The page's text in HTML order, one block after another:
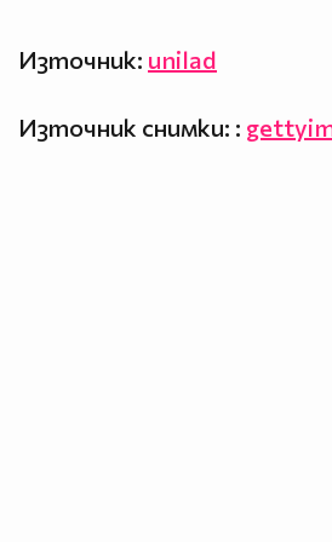
Източник: unilad
Източник снимки: :